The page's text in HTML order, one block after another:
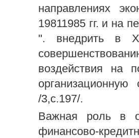
направлениях
19811985 гг. и на
". внедрить в
воздействия на
/3,с.197/.
Важная роль в
финансово-